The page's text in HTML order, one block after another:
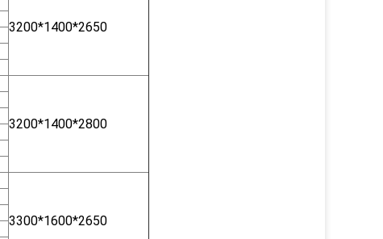
3200*1400*2650
3200*1400*2800
3300*1600*2650